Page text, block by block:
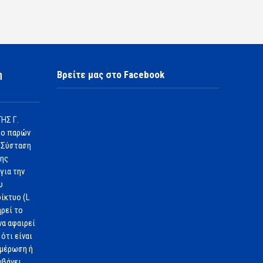
Γ.
ο παρών
την
(L
το
αφαιρεί
είναι
ή
Βρείτε μας στο Facebook